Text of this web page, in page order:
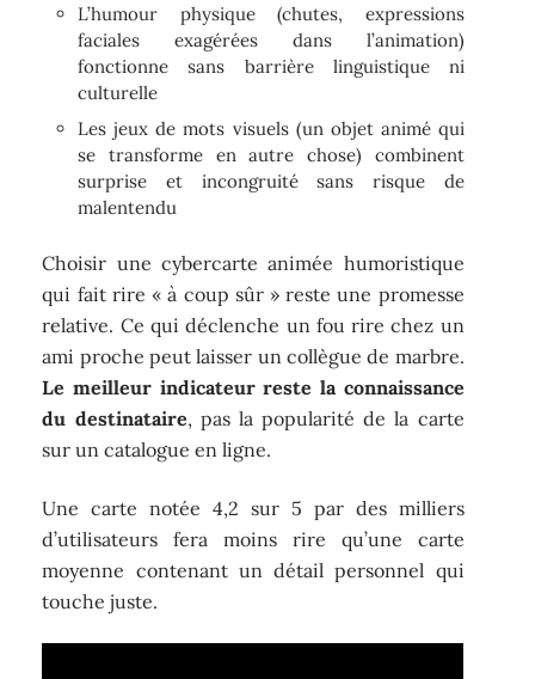
L’humour physique (chutes, expressions
faciales exagérées dans l’animation)
fonctionne sans barrière linguistique ni
culturelle
Les jeux de mots visuels (un objet animé qui
se transforme en autre chose) combinent
surprise et incongruité sans risque de
malentendu
Choisir une cybercarte animée humoristique
qui fait rire « à coup sûr » reste une promesse
relative. Ce qui déclenche un fou rire chez un
ami proche peut laisser un collègue de marbre.
Le meilleur indicateur reste la connaissance
du destinataire, pas la popularité de la carte
sur un catalogue en ligne.
Une carte notée 4,2 sur 5 par des milliers
d’utilisateurs fera moins rire qu’une carte
moyenne contenant un détail personnel qui
touche juste.